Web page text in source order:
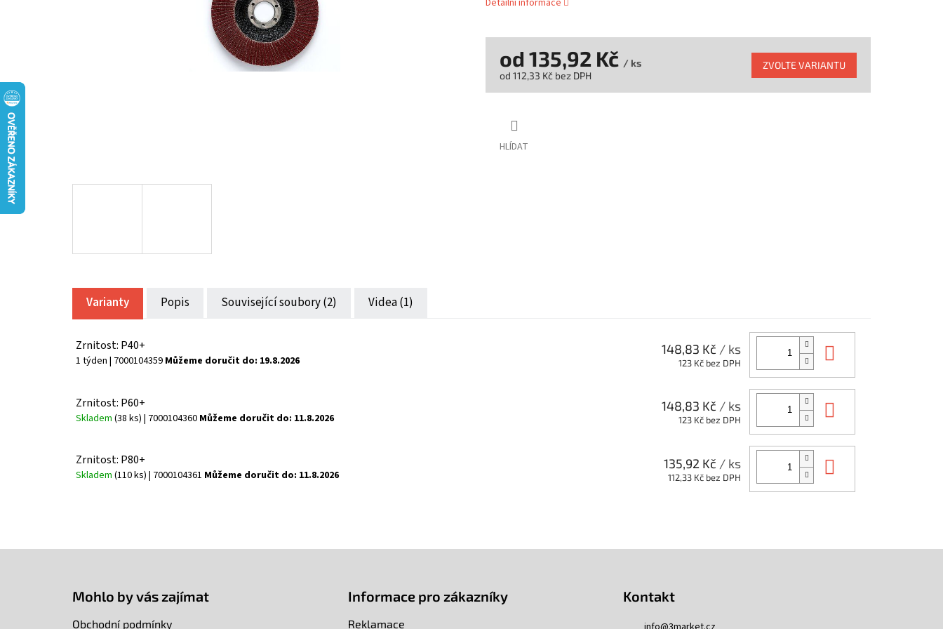
Detailní informace
HLÍDAT
od 135,92 Kč / ks
od 112,33 Kč bez DPH
ZVOLTE VARIANTU
Varianty Popis Související soubory (2) Videa (1)
Zrnitost: P40+
1 týden | 7000104359 Můžeme doručit do: 19.8.2026
148,83 Kč / ks
123 Kč bez DPH
Zrnitost: P60+
Skladem (38 ks) | 7000104360 Můžeme doručit do: 11.8.2026
148,83 Kč / ks
123 Kč bez DPH
Zrnitost: P80+
Skladem (110 ks) | 7000104361 Můžeme doručit do: 11.8.2026
135,92 Kč / ks
112,33 Kč bez DPH
Mohlo by vás zajímat
Obchodní podmínky
Informace pro zákazníky
Reklamace
Kontakt